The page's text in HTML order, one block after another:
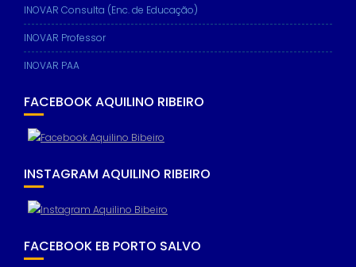
INOVAR Consulta (Enc. de Educação)
INOVAR Professor
INOVAR PAA
FACEBOOK AQUILINO RIBEIRO
INSTAGRAM AQUILINO RIBEIRO
FACEBOOK EB PORTO SALVO
Experience
In order for
our website
to perform
as well as
during your
visit. If you
refuse these
cookies,
functionality
will
disappear
from the